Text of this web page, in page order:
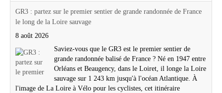
GR3 : partez sur le premier sentier de grande randonnée de France
le long de la Loire sauvage
8 août 2026
Saviez-vous que le GR3 est le premier sentier de
grande randonnée balisé de France ? Né en 1947 entre
Orléans et Beaugency, dans le Loiret, il longe la Loire
sauvage sur 1 243 km jusqu'à l'océan Atlantique. À
l'image de La Loire à Vélo pour les cyclistes, cet itinéraire